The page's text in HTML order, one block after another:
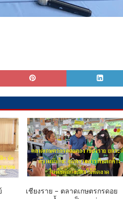
เชียงราย – ตลาดเกษตรกรดอย